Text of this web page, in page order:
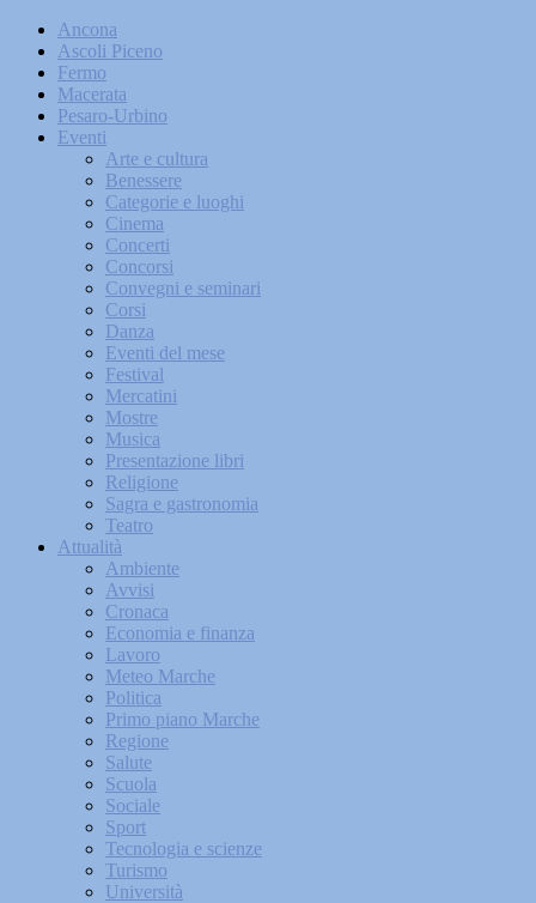
Ancona
Ascoli Piceno
Fermo
Macerata
Pesaro-Urbino
Eventi
Arte e cultura
Benessere
Categorie e luoghi
Cinema
Concerti
Concorsi
Convegni e seminari
Corsi
Danza
Eventi del mese
Festival
Mercatini
Mostre
Musica
Presentazione libri
Religione
Sagra e gastronomia
Teatro
Attualità
Ambiente
Avvisi
Cronaca
Economia e finanza
Lavoro
Meteo Marche
Politica
Primo piano Marche
Regione
Salute
Scuola
Sociale
Sport
Tecnologia e scienze
Turismo
Università